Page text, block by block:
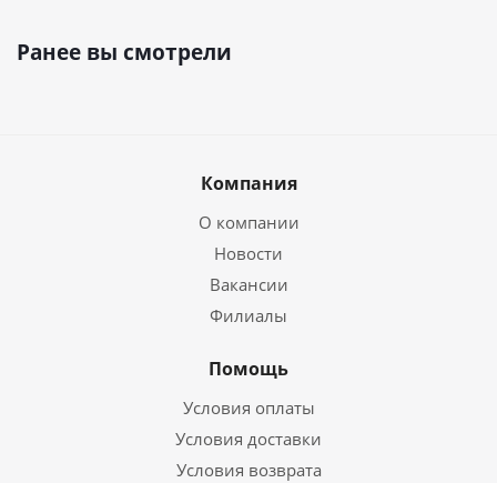
Ранее вы смотрели
Компания
О компании
Новости
Вакансии
Филиалы
Помощь
Условия оплаты
Условия доставки
Условия возврата